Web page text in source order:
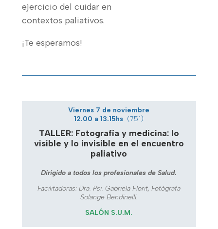
ejercicio del cuidar en
contextos paliativos.
¡Te esperamos!
Viernes 7 de noviembre
12.00 a 13.15hs (75´)
TALLER: Fotografía y medicina: lo
visible y lo invisible en el encuentro
paliativo
Dirigido a todos los profesionales de Salud.
Facilitadoras: Dra. Psi. Gabriela Florit, Fotógrafa
Solange Bendinelli.
SALÓN S.U.M.